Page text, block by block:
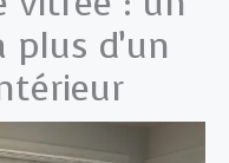
d’un